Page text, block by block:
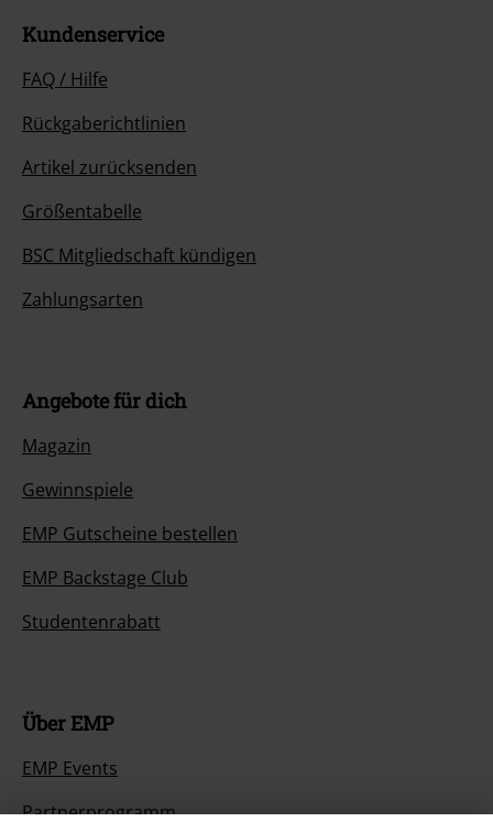
Kundenservice
FAQ / Hilfe
Rückgaberichtlinien
Artikel zurücksenden
Größentabelle
BSC Mitgliedschaft kündigen
Zahlungsarten
Angebote für dich
Magazin
Gewinnspiele
EMP Gutscheine bestellen
EMP Backstage Club
Studentenrabatt
Über EMP
EMP Events
Partnerprogramm